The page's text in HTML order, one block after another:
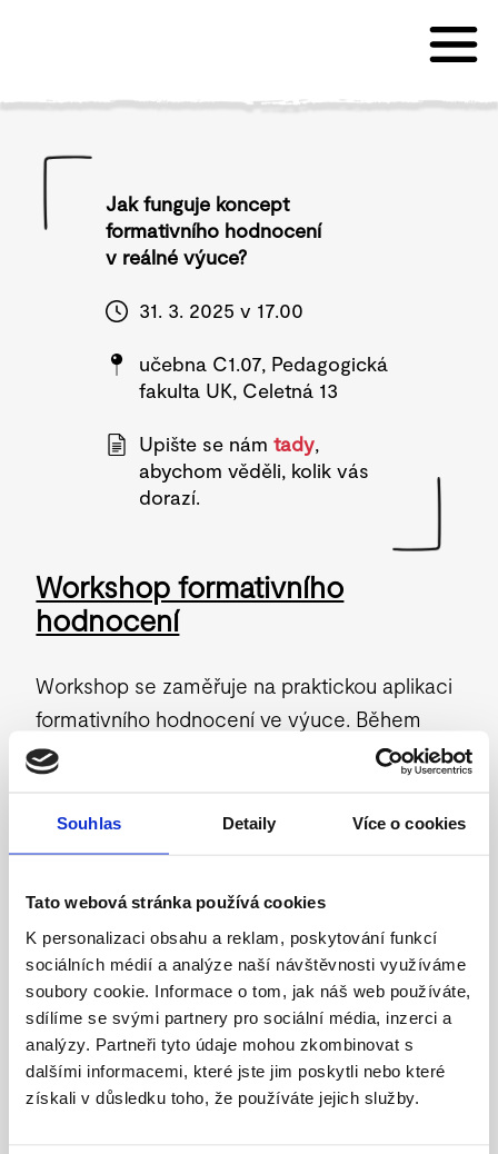
Souhlas Detaily Více o cookies
Tato webová stránka používá cookies
K personalizaci obsahu a reklam, poskytování funkcí
sociálních médií a analýze naší návštěvnosti využíváme
soubory cookie. Informace o tom, jak náš web používáte,
sdílíme se svými partnery pro sociální média, inzerci a
analýzy. Partneři tyto údaje mohou zkombinovat s
dalšími informacemi, které jste jim poskytli nebo které
získali v důsledku toho, že používáte jejich služby.
Jak funguje koncept
formativního hodnocení
v reálné výuce?
31. 3. 2025 v 17.00
učebna C1.07, Pedagogická
fakulta UK, Celetná 13
Upište se nám tady,
abychom věděli, kolik vás
dorazí.
Workshop formativního
hodnocení
Workshop se zaměřuje na praktickou aplikaci
formativního hodnocení ve výuce. Během
setkání si řekneme, jak lze formativní
úskalí i na co si dát v začátcích pozor.
Na konkrétních příkladech a praktických
hodnocení pomáhá zlepšit zapojení žáků,
efektivitu výuky i zpětnou vazbu. Vše bude
koncipované tak, aby mohli posluchači
poznatky ihned zapojit do své praxe. Nedílnou
součástí setkání bude sdílení vašich
zkušeností a debata nad konkrétními příklady.